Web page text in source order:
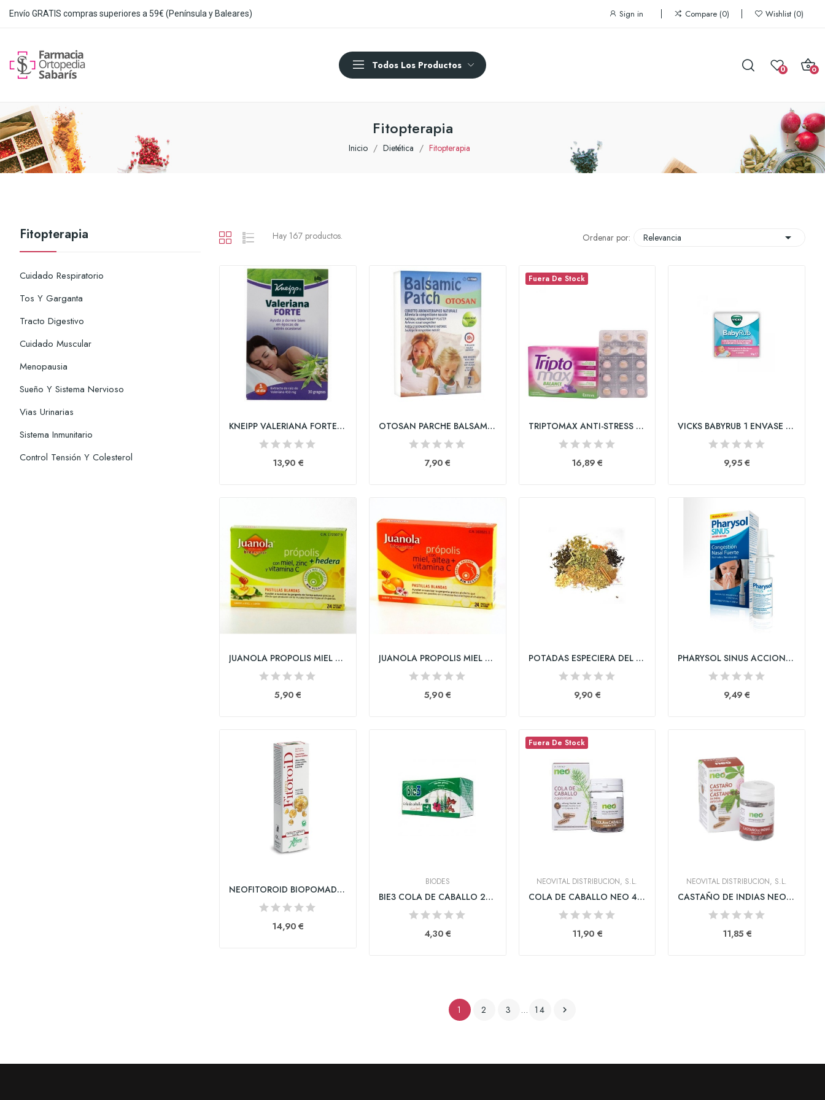
Envío GRATIS compras superiores a 59€ (Península y Baleares) Sign in Compare 0 Wishlist 0
Todos Los Productos 0 0
Fitopterapia
Inicio Dietética Fitopterapia
Fitopterapia
Cuidado Respiratorio
Tos Y Garganta
Tracto Digestivo
Cuidado Muscular
Menopausia
Sueño Y Sistema Nervioso
Vias Urinarias
Sistema Inmunitario
Control Tensión Y Colesterol
Hay 167 productos. Ordenar por: Relevancia 
KNEIPP VALERIANA FORTE 30 GRAGEAS
13,90 €
OTOSAN PARCHE BALSAMICO
7,90 €
Fuera De Stock
TRIPTOMAX ANTI-STRESS 15 COMPRIMIDOS
16,89 €
VICKS BABYRUB 1 ENVASE 50 g
9,95 €
JUANOLA PROPOLIS MIEL HIEDRA ZINC Y VITAMINA C...
5,90 €
JUANOLA PROPOLIS MIEL ALTEA Y VITAMINA C 24...
5,90 €
POTADAS ESPECIERA DEL NORTE
9,90 €
PHARYSOL SINUS ACCION RAPIDA 1 ENVASE 15 ml
9,49 €
NEOFITOROID BIOPOMADA HEMORROIDAL 1 ENVASE 40 ml
14,90 €
BIODES
BIE3 COLA DE CABALLO 25 FILTROS 1,5 g
4,30 €
Fuera De Stock
NEOVITAL DISTRIBUCION, S.L.
COLA DE CABALLO NEO 45 CAPSULAS
11,90 €
NEOVITAL DISTRIBUCION, S.L.
CASTAÑO DE INDIAS NEO 45 CAPSULAS
11,85 €
1 2 3 … 14 